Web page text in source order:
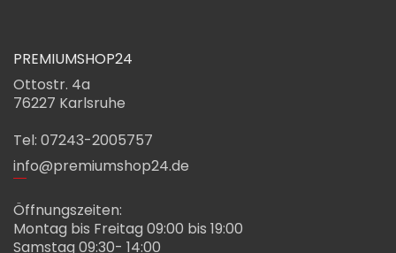
PREMIUMSHOP24
Ottostr. 4a
76227 Karlsruhe
Tel: 07243-2005757
info@premiumshop24.de
Öffnungszeiten:
Montag bis Freitag 09:00 bis 19:00
Samstag 09:30- 14:00